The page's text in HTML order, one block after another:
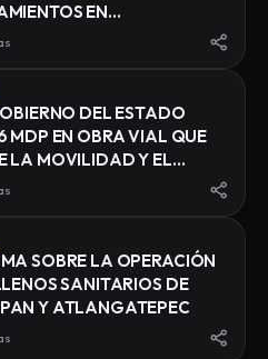
EN
GENERA QUE
DEL ESTADO
MDP EN OBRA VIAL QUE
LA MOVILIDAD Y EL
DE YAUHQUEMEHCAN
SOBRE LA OPERACIÓN
SANITARIOS DE
Y ATLANGATEPEC